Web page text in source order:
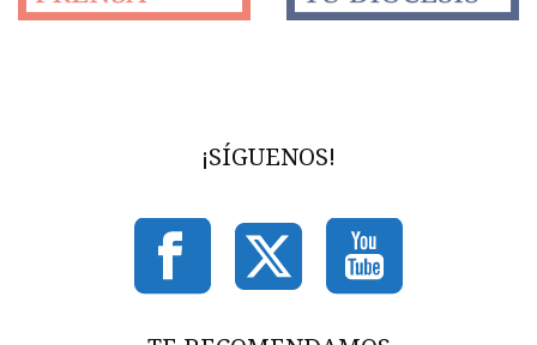
¡SÍGUENOS!